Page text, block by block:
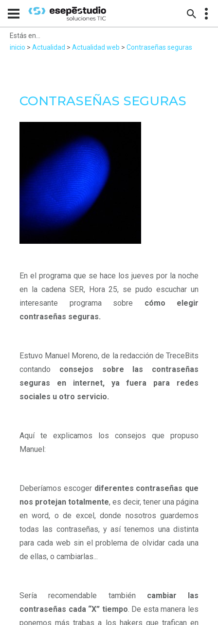
Estás en...
inicio > Actualidad > Actualidad web > Contraseñas seguras
CONTRASEÑAS SEGURAS
En el programa que se hace los jueves por la noche
en la cadena SER, Hora 25, se pudo escuchar un
interesante programa sobre cómo elegir
contraseñas seguras.
Estuvo Manuel Moreno, de la redacción de TreceBits
contando consejos sobre las contraseñas
seguras en internet, ya fuera para redes
sociales u otro servicio.
Aquí te explicamos los consejos que propuso
Manuel:
Deberíamos escogerdiferentes contraseñas que
nos protejan totalmente, es decir, tener una página
en word, o de excel, donde nosotros guardemos
todas las contraseñas, y así tenemos una distinta
para cada web sin el problema de olvidar cada una
de ellas, o cambiarlas...
Sería recomendable también cambiar las
contraseñas cada “X” tiempo. De esta manera les
ponemos más trabas a los hakers que trafican en